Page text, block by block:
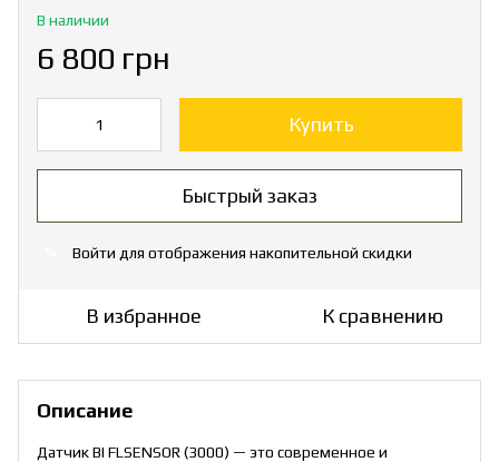
В наличии
6 800 грн
Купить
Быстрый заказ
Войти для отображения накопительной скидки
В избранное К сравнению
Описание
Датчик BI FLSENSOR (3000) — это современное и